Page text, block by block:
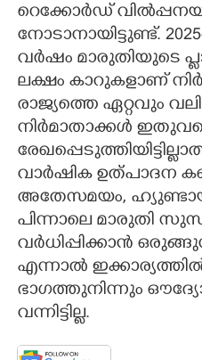
റെക്കോർഡ്
നോടാനായിട്ടുണ്ട്.
വർഷം മാരുതിയുടെ
ലക്ഷം കാറുകളാണ്
രാജ്യത്തെ ഏറ്റവും
നിർമാതാക്കൾ
വാർഷിക ഉത്പാദന
അതേസമയം,​ ഹ്യുണ്ടായി,​
പിന്നാലെ മാരുതി
വർധിപ്പിക്കാൻ
എന്നാൽ
ഭാഗത്തുനിന്നും
വന്നിട്ടില്ല.